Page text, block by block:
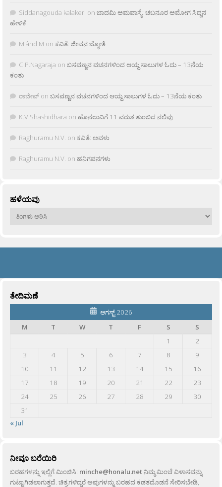
Siddanagouda kalakeri on ಬಾದಮಿ ಅಮವಾಸ್ಯೆ: ಚಬನೂರ ಅಮೋಗ ಸಿದ್ದನ
ಹೇಳಿಕೆ
M âñd M on ಕವಿತೆ: ಜೀವನ ಜ್ಯೋತಿ
C.P.Nagaraja on ಬಸವಣ್ಣನ ವಚನಗಳಿಂದ ಆಯ್ದ ಸಾಲುಗಳ ಓದು – 13ನೆಯ
ಕಂತು
ರಾಜೀವ್ on ಬಸವಣ್ಣನ ವಚನಗಳಿಂದ ಆಯ್ದ ಸಾಲುಗಳ ಓದು – 13ನೆಯ ಕಂತು
K.V Shashidhara on ಹೊನಲುವಿಗೆ 11 ವರುಶ ತುಂಬಿದ ನಲಿವು
Raghuramu N.V. on ಕವಿತೆ: ಅವಳು
Raghuramu N.V. on ಹನಿಗವನಗಳು
ಹಳೆಯವು
ಹಳೆಯವು
ತೇದಿಮಣೆ
ಆಗಸ್ಟ್ 2026
M
T W T F S
S
1
2
3
4 5 6 7 8
9
10
11 12 13 14 15
16
17
18 19 20 21 22
23
24
25 26 27 28 29
30
31
« Jul
ನೀವೂ ಬರೆಯಿರಿ
ಬರಹಗಳನ್ನು ಇಲ್ಲಿಗೆ ಮಿಂಚಿಸಿ: minche@honalu.netನಿಮ್ಮ ಮಿಂಚೆ ವಿಳಾಸವನ್ನು
ಗುಟ್ಟಾಗಿಡಲಾಗುತ್ತದೆ. ಚಿತ್ರಗಳಿದ್ದರೆ ಅವುಗಳನ್ನು ಬರಹದ ಕಡತದೊಡನೆ ಸೇರಿಸಬೇಡಿ,